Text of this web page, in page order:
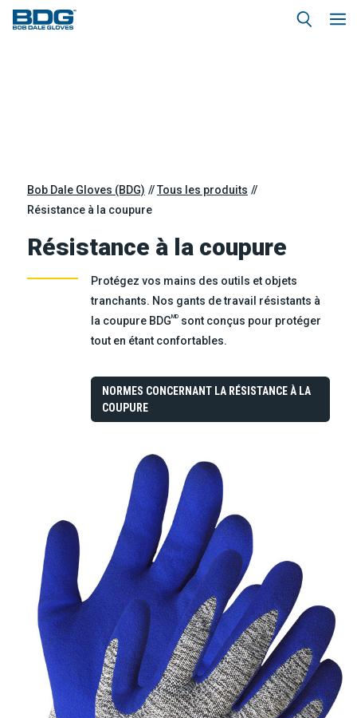
Bob Dale Gloves (BDG)
Tous les produits
Résistance à la coupure
Résistance à la coupure
Protégez vos mains des outils et objets
tranchants. Nos gants de travail résistants à
la coupure BDGMDsont conçus pour protéger
tout en étant confortables.
NORMES CONCERNANT LA RÉSISTANCE À LA
COUPURE